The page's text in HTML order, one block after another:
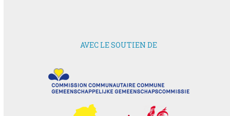
AVEC LE SOUTIEN DE